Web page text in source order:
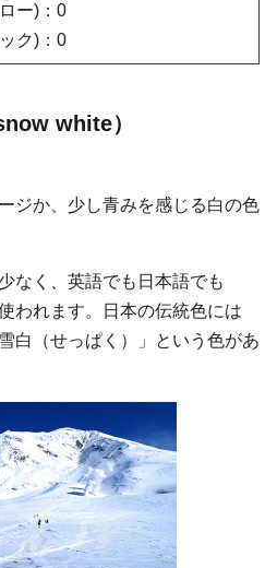
ー)：0
ク)：0
white）
ジか、少し青みを感じる白の色
なく、英語でも日本語でも
われます。日本の伝統色には
白（せっぱく）」という色があ